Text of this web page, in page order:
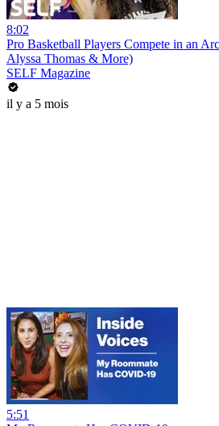
8:02
Pro Basketball Players Compete in an
Alyssa Thomas & More)
SELF Magazine
il y a 5 mois
5:51